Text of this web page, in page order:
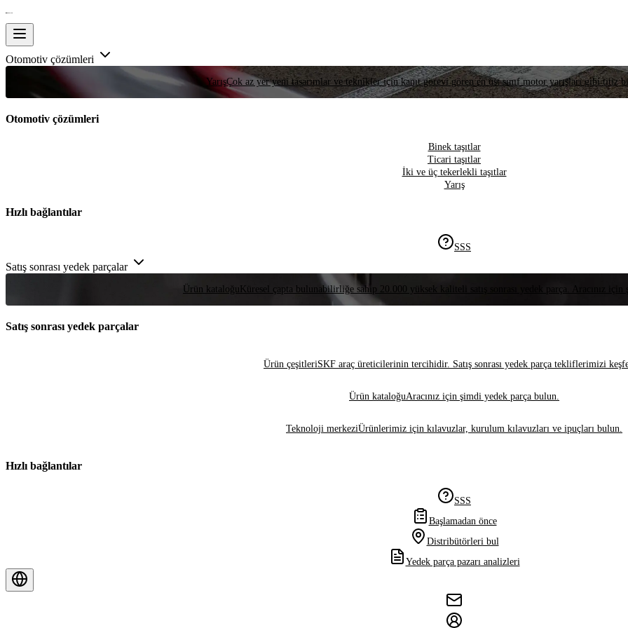
Otomotiv çözümleri
YarışÇok az yer yeni tasarımlar ve teknikler için kanıt görevi gören en üst sınıf motor yarışları gibi titiz
Otomotiv çözümleri
Binek taşıtlar
Ticari taşıtlar
İki ve üç tekerlekli taşıtlar
Yarış
Hızlı bağlantılar
SSS
Satış sonrası yedek parçalar
Ürün kataloğu Küresel çapta bulunabilirliğe sahip 20.000 yüksek kaliteli satış sonrası yedek parça. Aracınız
Satış sonrası yedek parçalar
Ürün çeşitleriSKF araç üreticilerinin tercihidir. Satış sonrası yedek parça tekliflerimizi
Ürün kataloğuAracınız için şimdi yedek parça bulun.
Teknoloji merkeziÜrünlerimiz için kılavuzlar, kurulum kılavuzları ve ipuçları bulun.
Hızlı bağlantılar
SSS
Başlamadan önce
Distribütörleri bul
Yedek parça pazarı analizleri